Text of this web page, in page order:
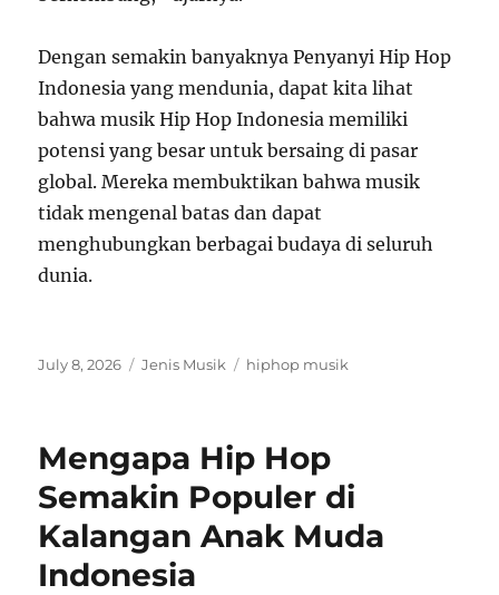
Dengan semakin banyaknya Penyanyi Hip Hop
Indonesia yang mendunia, dapat kita lihat
bahwa musik Hip Hop Indonesia memiliki
potensi yang besar untuk bersaing di pasar
global. Mereka membuktikan bahwa musik
tidak mengenal batas dan dapat
menghubungkan berbagai budaya di seluruh
dunia.
Posted
July 8, 2026 Categories
Jenis Musik Tags
hiphop musik
Mengapa Hip Hop
Semakin Populer di
Kalangan Anak Muda
Indonesia